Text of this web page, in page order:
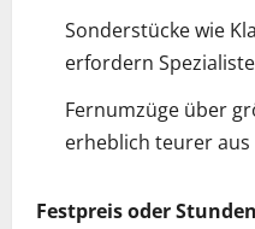
Sonderstücke wie
erfordern
Fernumzüge über
erheblich teurer aus
Festpreis oder